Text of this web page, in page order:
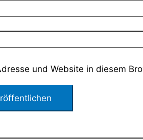
und Website in diesem